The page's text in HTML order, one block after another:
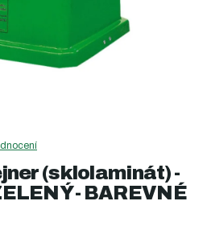
(sklolaminát) -
- BAREVNÉ